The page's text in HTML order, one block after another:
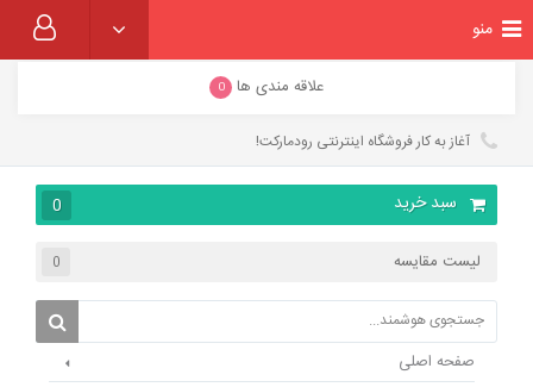
علاقه مندی ها 0
آغاز به کار فروشگاه اینترنتی رودمارکت!
سبد خرید 0
لیست مقایسه 0
صفحه اصلی
منو